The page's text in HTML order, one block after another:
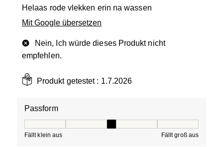
Helaas rode vlekken erin na wassen
Mit Google übersetzen
Nein, Ich würde dieses Produkt nicht
empfehlen.
Produkt getestet : 1.7.2026
Passform
Fällt klein aus Fällt groß aus